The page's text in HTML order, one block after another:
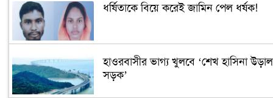
ধর্ষিতাকে বিয়ে করেই জামিন পেল ধর্ষক!
হাওরবাসীর ভাগ্য খুলবে ‘শেখ হাসিনা উড়াল
সড়ক’